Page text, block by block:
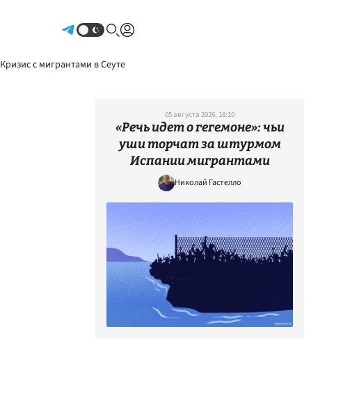
Кризис с мигрантами в Сеуте
05 августа 2026, 18:10
«Речь идет о гегемоне»: чьи
уши торчат за штурмом
Испании мигрантами
Николай Гастелло